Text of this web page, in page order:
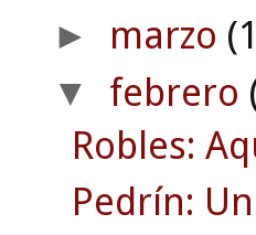
► marzo
▼ febrero
Robles:
Pedrín: